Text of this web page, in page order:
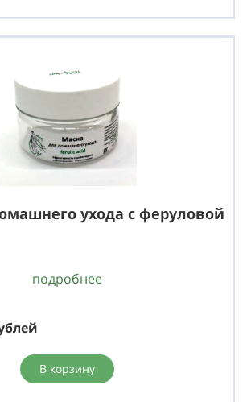
ухода с феруловой
подробнее
В корзину